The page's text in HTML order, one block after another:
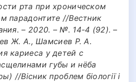
рта при хроническом
парадонтите //Вестник
– 2020. – №. 14-4 (92). –
Ж. А., Шамсиев Р. А.
кариеса у детей с
губы и нёба
//Вісник проблем біології і